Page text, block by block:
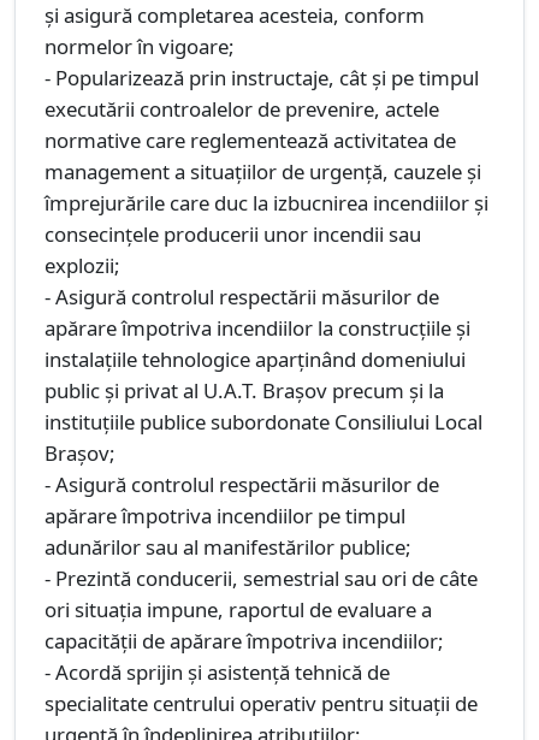
şi asigură completarea acesteia, conform
normelor în vigoare;
- Popularizează prin instructaje, cât și pe timpul
executării controalelor de prevenire, actele
normative care reglementează activitatea de
management a situațiilor de urgență, cauzele și
împrejurările care duc la izbucnirea incendiilor și
consecințele producerii unor incendii sau
explozii;
- Asigură controlul respectării măsurilor de
apărare împotriva incendiilor la construcţiile şi
instalaţiile tehnologice aparţinând domeniului
public şi privat al U.A.T. Brașov precum şi la
instituţiile publice subordonate Consiliului Local
Brașov;
- Asigură controlul respectării măsurilor de
apărare împotriva incendiilor pe timpul
adunărilor sau al manifestărilor publice;
- Prezintă conducerii, semestrial sau ori de câte
ori situaţia impune, raportul de evaluare a
capacităţii de apărare împotriva incendiilor;
- Acordă sprijin şi asistenţă tehnică de
specialitate centrului operativ pentru situaţii de